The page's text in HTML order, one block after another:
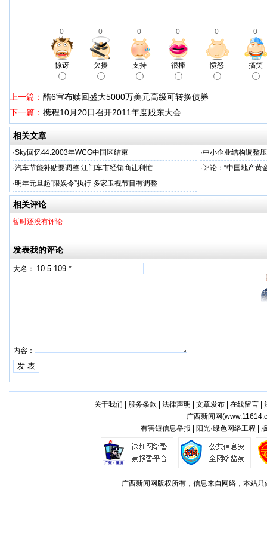
0 0 0 0 0 0
惊讶 欠揍 支持 很棒 愤怒 搞笑
上一篇： 酷6宣布赎回盛大5000万美元高级可转换债券
下一篇： 携程10月20日召开2011年度股东大会
相关文章
·Sky回忆44:2003年WCG中国区结束 ·中小企业结构调整
·汽车节能补贴要调整 江门车市经销商让利忙 ·评论：“中国地产黄
·明年元旦起“限娱令”执行 多家卫视节目有调整
相关评论
暂时还没有评论
发表我的评论
大名：
内容：
关于我们 服务条款 法律声明 文章发布| 在线留言|
广西新闻网(
有害短信息举报 | 阳光·绿色网络工程 |
广西新闻网版权所有，信息来自网络，本站